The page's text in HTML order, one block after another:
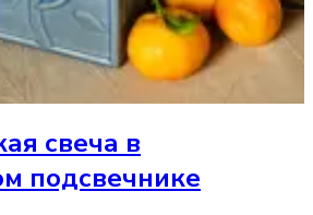
свеча в
подсвечнике